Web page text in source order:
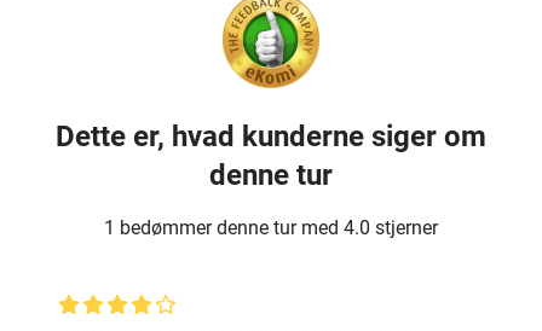
Dette er, hvad kunderne siger om
denne tur
1 bedømmer denne tur med 4.0 stjerner